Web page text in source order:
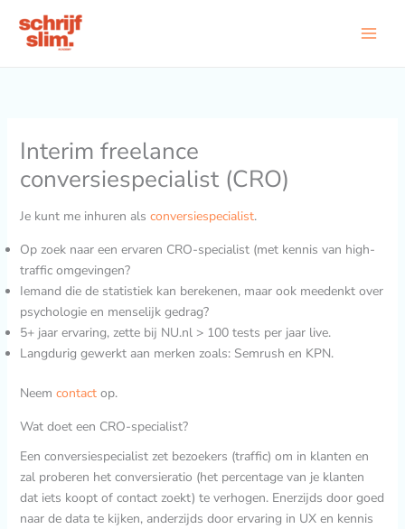
naar
Interim freelance
conversiespecialist (CRO)
Je kunt me inhuren als conversiespecialist.
Op zoek naar een ervaren CRO-specialist (met kennis van high-
traffic omgevingen?
Iemand die de statistiek kan berekenen, maar ook meedenkt over
psychologie en menselijk gedrag?
5+ jaar ervaring, zette bij NU.nl > 100 tests per jaar live.
Langdurig gewerkt aan merken zoals: Semrush en KPN.
Neem contactop.
Wat doet een CRO-specialist?
Een conversiespecialist zet bezoekers (traffic) om in klanten en
zal proberen het conversieratio (het percentage van je klanten
dat iets koopt of contact zoekt) te verhogen. Enerzijds door goed
naar de data te kijken, anderzijds door ervaring in UX en kennis